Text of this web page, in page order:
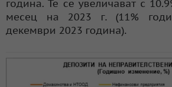
година. Те се увеличават с
месец на 2023 г. (11%
декември 2023 година).